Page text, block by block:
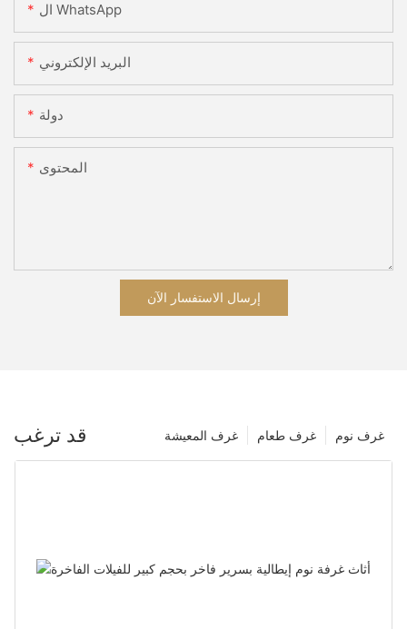
ال WhatsApp
البريد الإلكتروني
دولة
المحتوى
إرسال الاستفسار الآن
قد ترغب غرف نوم غرف طعام غرف المعيشة